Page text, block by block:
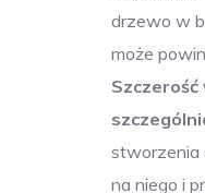
drzewo w
może
stworzenia
na niego i